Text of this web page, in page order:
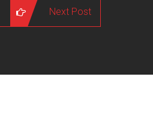
Next Post